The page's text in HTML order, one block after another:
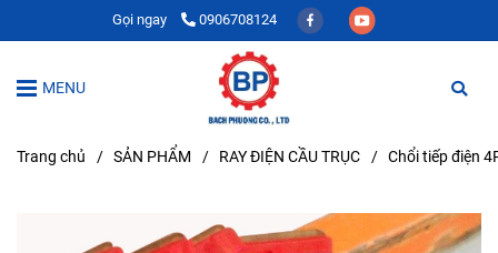
Gọi ngay 0906708124
MENU
Trang chủ / SẢN PHẨM / RAY ĐIỆN CẦU TRỤC / Chổi tiếp điện